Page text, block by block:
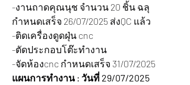
-งานถาดคุณนุช จำนวน 20 ชิ้น ฉลุ
กำหนดเสร็จ 26/07/2025 ส่งQC แล้ว
-ติดเครื่องดูดฝุ่น cnc
-ตัดประกอบโต๊ะทำงาน
-จัดห้องcnc กำหนดเสร็จ 31/07/2025
แผนการทำงาน : วันที่ 29/07/2025